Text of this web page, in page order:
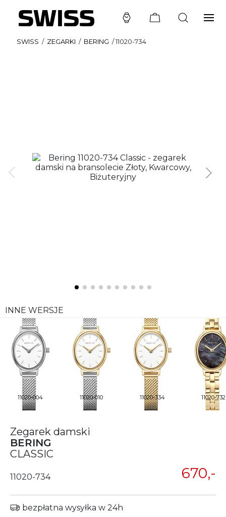
SWISS / ZEGARKI / BERING /11020-734
INNE WERSJE
11020-004 11020-010 11020-334 11020-732
Zegarek damski
BERING
CLASSIC
11020-734 670,-
bezpłatna wysyłka w 24h